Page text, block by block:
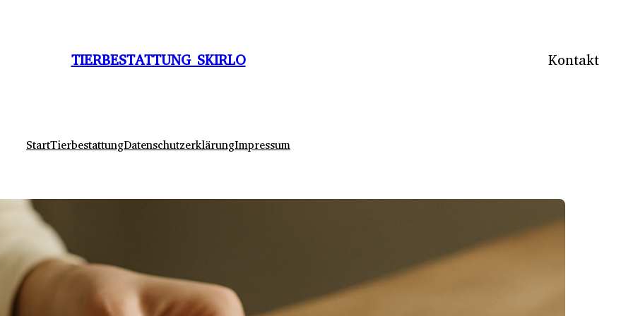
TIERBESTATTUNG SKIRLO Kontakt
StartTierbestattungDatenschutzerklärungImpressum